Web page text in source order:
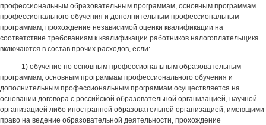
профессиональным образовательным программам, основным программам
профессионального обучения и дополнительным профессиональным
программам, прохождение независимой оценки квалификации на
соответствие требованиям к квалификации работников налогоплательщика
включаются в состав прочих расходов, если:
1) обучение по основным профессиональным образовательным
программам, основным программам профессионального обучения и
дополнительным профессиональным программам осуществляется на
основании договора с российской образовательной организацией, научной
организацией либо иностранной образовательной организацией, имеющими
право на ведение образовательной деятельности, прохождение